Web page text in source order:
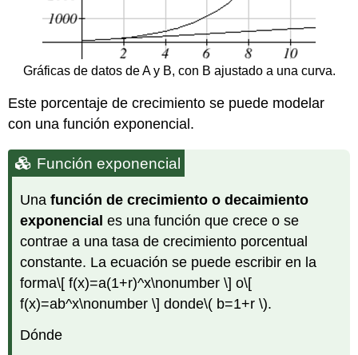
Gráficas de datos de A y B, con B ajustado a una curva.
Este porcentaje de crecimiento se puede modelar
con una función exponencial.
Función exponencial
Unafunción de crecimiento o decaimiento
exponencial es una función que crece o se
contrae a una tasa de crecimiento porcentual
constante. La ecuación se puede escribir en la
forma\[ f(x)=a(1+r)^x\nonumber \] o\[
f(x)=ab^x\nonumber \] donde\( b=1+r \).
Dónde